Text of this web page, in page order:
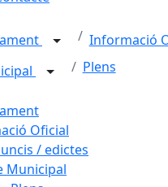
Informació
Plens
Oficial
/ edictes
Municipal